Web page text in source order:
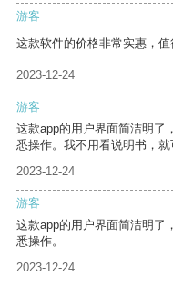
游客
这款软件的价格非常实惠，值
2023-12-24
游客
这款app的用户界面简洁明了
悉操作。我不用看说明书，就
2023-12-24
游客
这款app的用户界面简洁明了
悉操作。
2023-12-24